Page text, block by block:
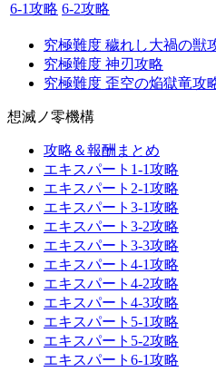
6-1攻略 6-2攻略
究極難度 穢れし大禍の獣
究極難度 神刃攻略
究極難度 歪空の焔獄竜攻
想滅ノ零機構
攻略＆報酬まとめ
エキスパート1-1攻略
エキスパート2-1攻略
エキスパート3-1攻略
エキスパート3-2攻略
エキスパート3-3攻略
エキスパート4-1攻略
エキスパート4-2攻略
エキスパート4-3攻略
エキスパート5-1攻略
エキスパート5-2攻略
エキスパート6-1攻略